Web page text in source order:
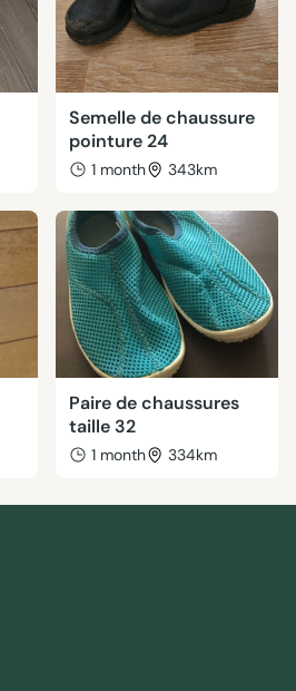
Semelle de chaussure
pointure 24
1 month 343km
Paire de chaussures
taille 32
1 month 334km